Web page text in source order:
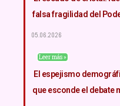
falsa fragilidad del
05.06.2026
Leer más »
El espejismo
que esconde el debate